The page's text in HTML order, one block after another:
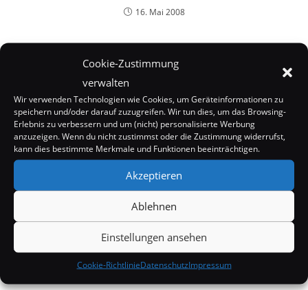
Cookie-Zustimmung
verwalten
Wir verwenden Technologien wie Cookies, um Geräteinformationen zu
speichern und/oder darauf zuzugreifen. Wir tun dies, um das Browsing-
Erlebnis zu verbessern und um (nicht) personalisierte Werbung
anzuzeigen. Wenn du nicht zustimmst oder die Zustimmung widerrufst,
kann dies bestimmte Merkmale und Funktionen beeinträchtigen.
Akzeptieren
Ablehnen
Einstellungen ansehen
Cookie-RichtlinieDatenschutzImpressum
16. Mai 2008
Jennifer Lopez hat den knackigsten Hintern
Hollywoods
17. August 2007